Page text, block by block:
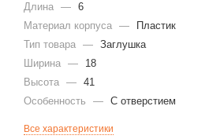
Длина — 6
Материал корпуса —
Пластик
Тип товара — Заглушка
Ширина —
18
Высота — 41
Особенность
— С отверстием
Все характеристики